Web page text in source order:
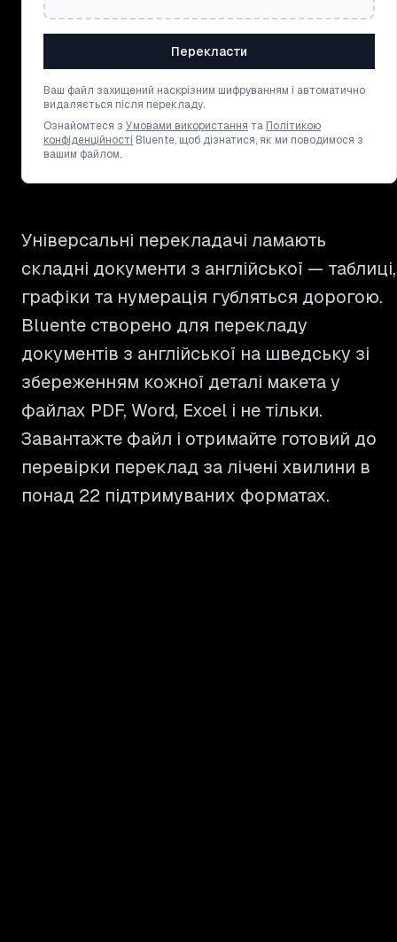
Перекласти
Ваш файл захищений наскрізним шифруванням і автоматично
видаляється після перекладу.
Ознайомтеся з Умовами використання та Політикою
конфіденційності Bluente, щоб дізнатися, як ми поводимося з
вашим файлом.
Універсальні перекладачі ламають
складні документи з англійської — таблиці,
графіки та нумерація губляться дорогою.
Bluente створено для перекладу
документів з англійської на шведську зі
збереженням кожної деталі макета у
файлах PDF, Word, Excel і не тільки.
Завантажте файл і отримайте готовий до
перевірки переклад за лічені хвилини в
понад 22 підтримуваних форматах.